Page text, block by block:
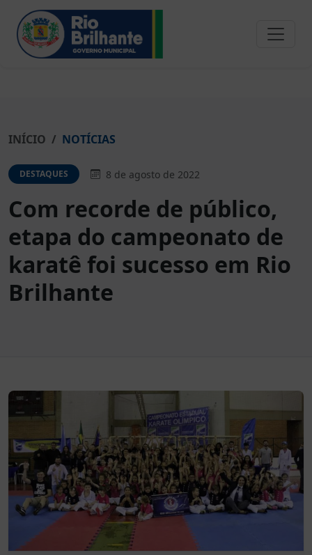
INÍCIO NOTÍCIAS
DESTAQUES 8 de agosto de 2022
Com recorde de público,
etapa do campeonato de
karatê foi sucesso em Rio
Brilhante